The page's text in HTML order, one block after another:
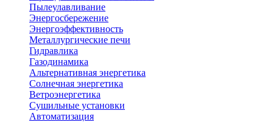
Пылеулавливание
Энергосбережение
Энергоэффективность
Металлургические печи
Гидравлика
Газодинамика
Альтернативная энергетика
Солнечная энергетика
Ветроэнергетика
Сушильные установки
Автоматизация